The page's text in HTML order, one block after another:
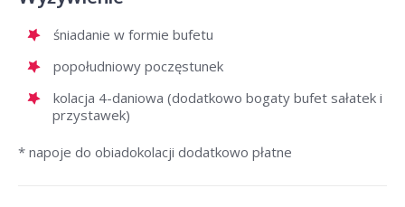
śniadanie w formie bufetu
popołudniowy poczęstunek
kolacja 4-daniowa (dodatkowo bogaty bufet sałatek i
przystawek)
* napoje do obiadokolacji dodatkowo płatne